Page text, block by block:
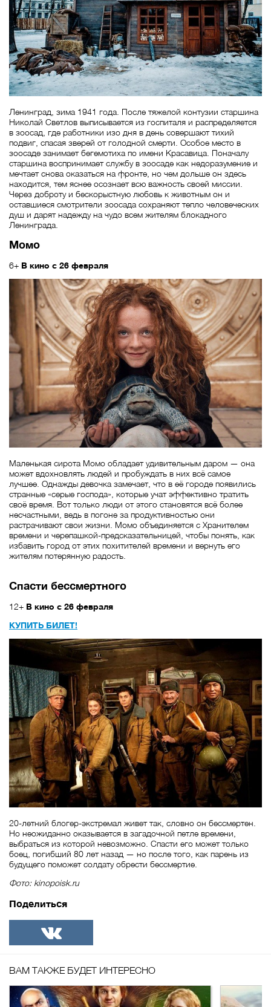
Ленинград, зима 1941 года. После тяжелой контузии старшина
Николай Светлов выписывается из госпиталя и распределяется
в зоосад, где работники изо дня в день совершают тихий
подвиг, спасая зверей от голодной смерти. Особое место в
зоосаде занимает бегемотиха по имени Красавица. Поначалу
старшина воспринимает службу в зоосаде как недоразумение и
мечтает снова оказаться на фронте, но чем дольше он здесь
находится, тем яснее осознает всю важность своей миссии.
Через доброту и бескорыстную любовь к животным он и
оставшиеся смотрители зоосада сохраняют тепло человеческих
душ и дарят надежду на чудо всем жителям блокадного
Ленинграда.
Момо
6+ В кино с 26 февраля
Маленькая сирота Момо обладает удивительным даром — она
может вдохновлять людей и пробуждать в них всё самое
лучшее. Однажды девочка замечает, что в её городе появились
странные «серые господа», которые учат эффективно тратить
своё время. Вот только люди от этого становятся всё более
несчастными, ведь в погоне за продуктивностью они
растрачивают свои жизни. Момо объединяется с Хранителем
времени и черепашкой-предсказательницей, чтобы понять, как
избавить город от этих похитителей времени и вернуть его
жителям потерянную радость.
Спасти бессмертного
12+ В кино с 26 февраля
КУПИТЬ БИЛЕТ!
20-летний блогер-экстремал живет так, словно он бессмертен.
Но неожиданно оказывается в загадочной петле времени,
выбраться из которой невозможно. Спасти его может только
боец, погибший 80 лет назад — но после того, как парень из
будущего поможет солдату обрести бессмертие.
Фото: kinopoisk.ru
Поделиться
ВАМ ТАКЖЕ БУДЕТ ИНТЕРЕСНО